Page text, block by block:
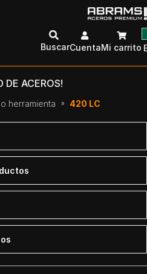
BuscarCuentaMi carrito
DE ACEROS!
herramienta 420 LC